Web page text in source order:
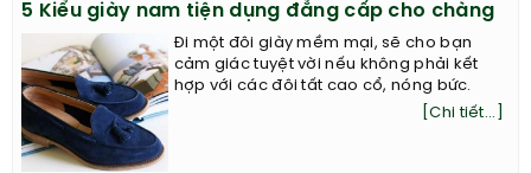
5 Kiểu giày nam tiện dụng đẳng cấp cho chàng
Đi một đôi giày mềm mại, sẽ cho bạn
cảm giác tuyệt vời nếu không phải kết
hợp với các đôi tất cao cổ, nóng bức.
[Chi tiết...]